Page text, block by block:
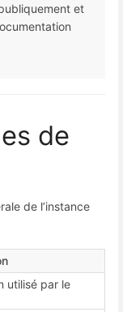
et
de
de l’instance
utilisé par le